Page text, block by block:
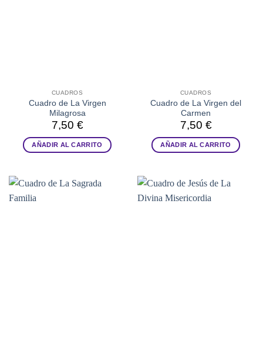
CUADROS
Cuadro de La Virgen
Milagrosa
7,50 €
AÑADIR AL CARRITO
CUADROS
Cuadro de La Virgen del
Carmen
7,50 €
AÑADIR AL CARRITO